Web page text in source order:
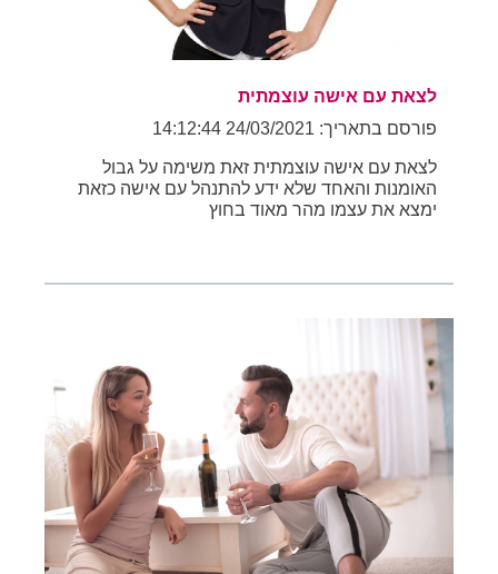
לצאת עם אישה עוצמתית
פורסם בתאריך: 24/03/2021 14:12:44
לצאת עם אישה עוצמתית זאת משימה על גבול
האומנות והאחד שלא ידע להתנהל עם אישה כזאת
ימצא את עצמו מהר מאוד בחוץ